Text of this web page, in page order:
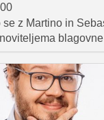
se z Martino in
pot od prvih
med izbrane
vztrajnosti in
delila spomine
v oddaji,